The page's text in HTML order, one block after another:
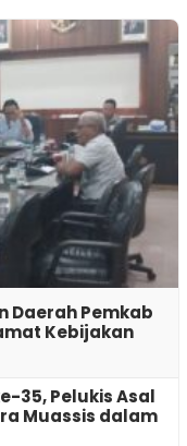
Daerah Pemkab
Kebijakan
35, Pelukis Asal
Muassis dalam